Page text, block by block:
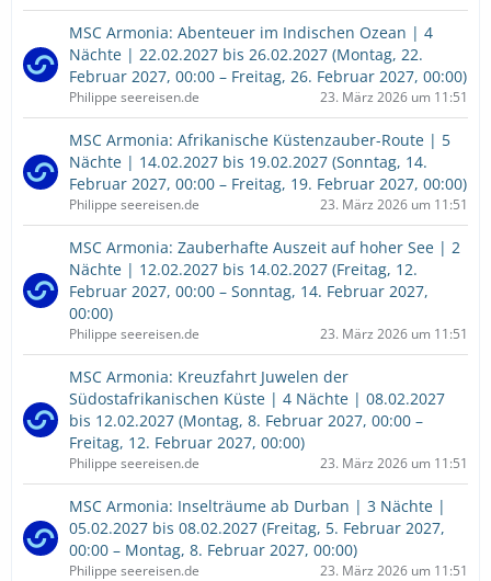
MSC Armonia: Abenteuer im Indischen Ozean | 4
Nächte | 22.02.2027 bis 26.02.2027 (Montag, 22.
Februar 2027, 00:00 – Freitag, 26. Februar 2027, 00:00)
Philippe seereisen.de 23. März 2026 um 11:51
MSC Armonia: Afrikanische Küstenzauber-Route | 5
Nächte | 14.02.2027 bis 19.02.2027 (Sonntag, 14.
Februar 2027, 00:00 – Freitag, 19. Februar 2027, 00:00)
Philippe seereisen.de 23. März 2026 um 11:51
MSC Armonia: Zauberhafte Auszeit auf hoher See | 2
Nächte | 12.02.2027 bis 14.02.2027 (Freitag, 12.
Februar 2027, 00:00 – Sonntag, 14. Februar 2027,
00:00)
Philippe seereisen.de 23. März 2026 um 11:51
MSC Armonia: Kreuzfahrt Juwelen der
Südostafrikanischen Küste | 4 Nächte | 08.02.2027
bis 12.02.2027 (Montag, 8. Februar 2027, 00:00 –
Freitag, 12. Februar 2027, 00:00)
Philippe seereisen.de 23. März 2026 um 11:51
MSC Armonia: Inselträume ab Durban | 3 Nächte |
05.02.2027 bis 08.02.2027 (Freitag, 5. Februar 2027,
00:00 – Montag, 8. Februar 2027, 00:00)
Philippe seereisen.de 23. März 2026 um 11:51